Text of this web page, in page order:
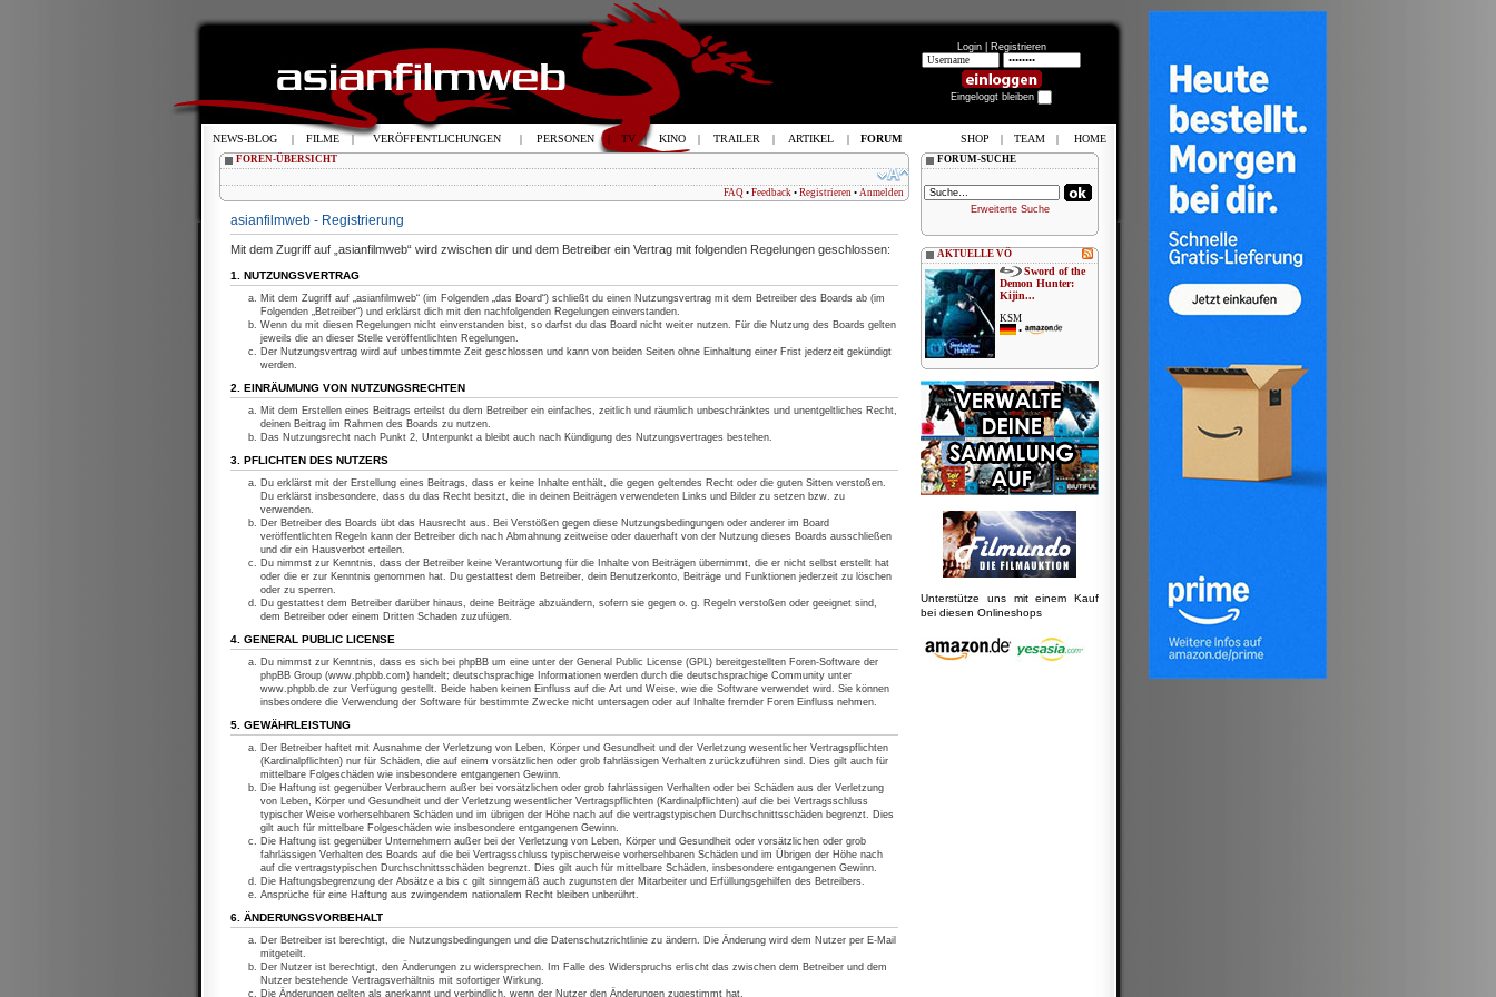
Login | Registrieren
Eingeloggt bleiben
FOREN-ÜBERSICHT
FAQ • Feedback • Registrieren • Anmelden
asianfilmweb - Registrierung
Mit dem Zugriff auf „asianfilmweb“ wird zwischen dir und dem Betreiber ein Vertrag mit folgenden Regelungen geschlossen:
1. NUTZUNGSVERTRAG
Mit dem Zugriff auf „asianfilmweb“ (im Folgenden „das Board“) schließt du einen Nutzungsvertrag mit dem Betreiber des Boards ab (im
Folgenden „Betreiber“) und erklärst dich mit den nachfolgenden Regelungen einverstanden.
Wenn du mit diesen Regelungen nicht einverstanden bist, so darfst du das Board nicht weiter nutzen. Für die Nutzung des Boards gelten
jeweils die an dieser Stelle veröffentlichten Regelungen.
Der Nutzungsvertrag wird auf unbestimmte Zeit geschlossen und kann von beiden Seiten ohne Einhaltung einer Frist jederzeit gekündigt
werden.
2. EINRÄUMUNG VON NUTZUNGSRECHTEN
Mit dem Erstellen eines Beitrags erteilst du dem Betreiber ein einfaches, zeitlich und räumlich unbeschränktes und unentgeltliches Recht,
deinen Beitrag im Rahmen des Boards zu nutzen.
Das Nutzungsrecht nach Punkt 2, Unterpunkt a bleibt auch nach Kündigung des Nutzungsvertrages bestehen.
3. PFLICHTEN DES NUTZERS
Du erklärst mit der Erstellung eines Beitrags, dass er keine Inhalte enthält, die gegen geltendes Recht oder die guten Sitten verstoßen.
Du erklärst insbesondere, dass du das Recht besitzt, die in deinen Beiträgen verwendeten Links und Bilder zu setzen bzw. zu
verwenden.
Der Betreiber des Boards übt das Hausrecht aus. Bei Verstößen gegen diese Nutzungsbedingungen oder anderer im Board
veröffentlichten Regeln kann der Betreiber dich nach Abmahnung zeitweise oder dauerhaft von der Nutzung dieses Boards ausschließen
und dir ein Hausverbot erteilen.
Du nimmst zur Kenntnis, dass der Betreiber keine Verantwortung für die Inhalte von Beiträgen übernimmt, die er nicht selbst erstellt hat
oder die er zur Kenntnis genommen hat. Du gestattest dem Betreiber, dein Benutzerkonto, Beiträge und Funktionen jederzeit zu löschen
oder zu sperren.
Du gestattest dem Betreiber darüber hinaus, deine Beiträge abzuändern, sofern sie gegen o. g. Regeln verstoßen oder geeignet sind,
dem Betreiber oder einem Dritten Schaden zuzufügen.
4. GENERAL PUBLIC LICENSE
Du nimmst zur Kenntnis, dass es sich bei phpBB um eine unter der General Public License (GPL) bereitgestellten Foren-Software der
phpBB Group (www.phpbb.com) handelt; deutschsprachige Informationen werden durch die deutschsprachige Community unter
www.phpbb.de zur Verfügung gestellt. Beide haben keinen Einfluss auf die Art und Weise, wie die Software verwendet wird. Sie können
insbesondere die Verwendung der Software für bestimmte Zwecke nicht untersagen oder auf Inhalte fremder Foren Einfluss nehmen.
5. GEWÄHRLEISTUNG
Der Betreiber haftet mit Ausnahme der Verletzung von Leben, Körper und Gesundheit und der Verletzung wesentlicher Vertragspflichten
(Kardinalpflichten) nur für Schäden, die auf einem vorsätzlichen oder grob fahrlässigen Verhalten zurückzuführen sind. Dies gilt auch für
mittelbare Folgeschäden wie insbesondere entgangenen Gewinn.
Die Haftung ist gegenüber Verbrauchern außer bei vorsätzlichen oder grob fahrlässigen Verhalten oder bei Schäden aus der Verletzung
von Leben, Körper und Gesundheit und der Verletzung wesentlicher Vertragspflichten (Kardinalpflichten) auf die bei Vertragsschluss
typischer Weise vorhersehbaren Schäden und im übrigen der Höhe nach auf die vertragstypischen Durchschnittsschäden begrenzt. Dies
gilt auch für mittelbare Folgeschäden wie insbesondere entgangenen Gewinn.
Die Haftung ist gegenüber Unternehmern außer bei der Verletzung von Leben, Körper und Gesundheit oder vorsätzlichen oder grob
fahrlässigen Verhalten des Boards auf die bei Vertragsschluss typischerweise vorhersehbaren Schäden und im Übrigen der Höhe nach
auf die vertragstypischen Durchschnittsschäden begrenzt. Dies gilt auch für mittelbare Schäden, insbesondere entgangenen Gewinn.
Die Haftungsbegrenzung der Absätze a bis c gilt sinngemäß auch zugunsten der Mitarbeiter und Erfüllungsgehilfen des Betreibers.
Ansprüche für eine Haftung aus zwingendem nationalem Recht bleiben unberührt.
6. ÄNDERUNGSVORBEHALT
Der Betreiber ist berechtigt, die Nutzungsbedingungen und die Datenschutzrichtlinie zu ändern. Die Änderung wird dem Nutzer per E-Mail
mitgeteilt.
Der Nutzer ist berechtigt, den Änderungen zu widersprechen. Im Falle des Widerspruchs erlischt das zwischen dem Betreiber und dem
Nutzer bestehende Vertragsverhältnis mit sofortiger Wirkung.
Die Änderungen gelten als anerkannt und verbindlich, wenn der Nutzer den Änderungen zugestimmt hat.
FORUM-SUCHE
Erweiterte Suche
AKTUELLE VÖ
Sword of the
Demon Hunter:
Kijin...
KSM
•
Unterstütze uns mit einem Kauf
bei diesen Onlineshops
NEWS-BLOG | FILME | VERÖFFENTLICHUNGEN | PERSONEN | TV | KINO | TRAILER | ARTIKEL | FORUM SHOP | TEAM | HOME